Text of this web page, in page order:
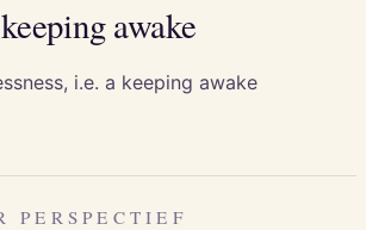
keeping awake
i.e. a keeping awake
PERSPECTIEF